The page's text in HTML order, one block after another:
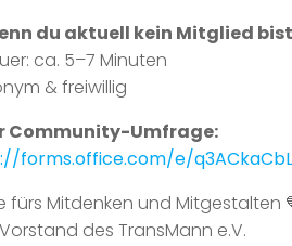
du aktuell kein Mitglied
ca. 5–7 Minuten
& freiwillig
Community-Umfrage:
forms.office.com/e/
fürs Mitdenken und Mitgestalten
des TransMann e.V.